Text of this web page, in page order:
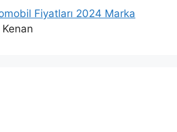
Fiyatları 2024 Marka
Kenan